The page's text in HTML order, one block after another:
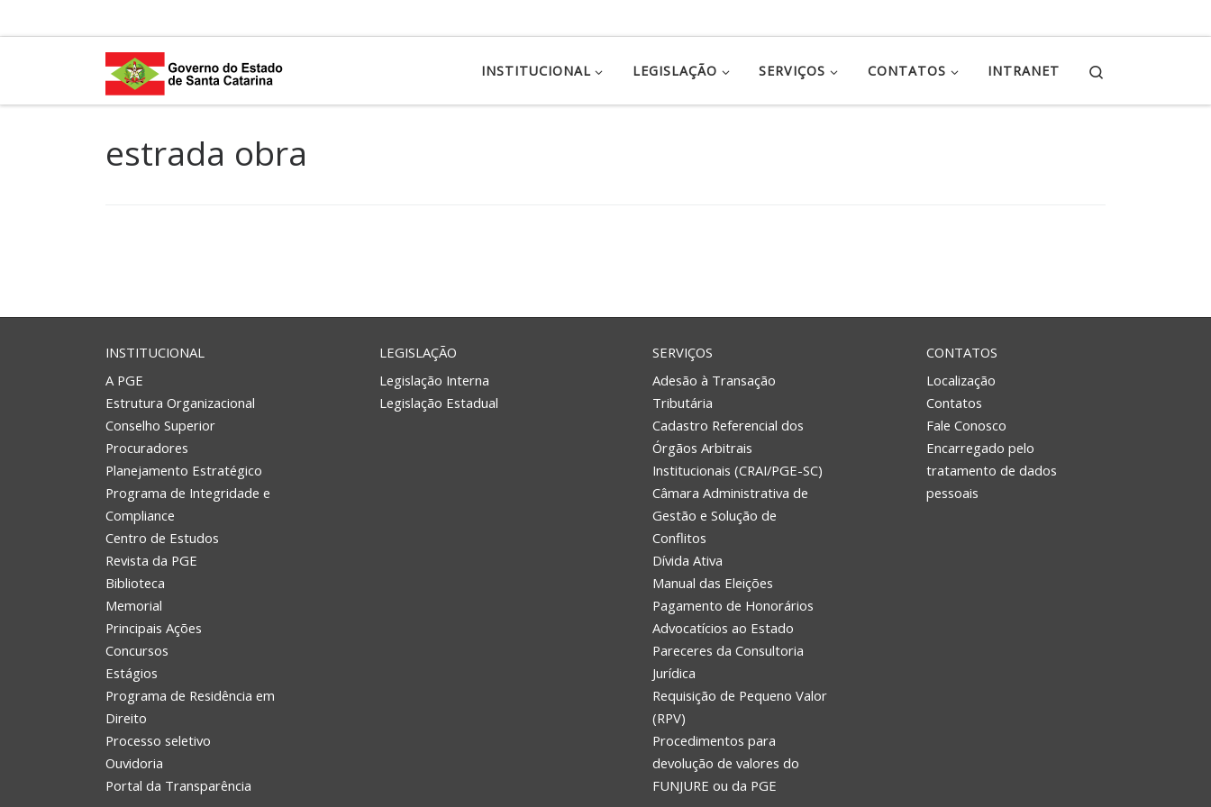
INSTITUCIONAL LEGISLAÇÃO SERVIÇOS CONTATOS INTRANET
estrada obra
INSTITUCIONAL
A PGE
Estrutura Organizacional
Conselho Superior
Procuradores
Planejamento Estratégico
Programa de Integridade e
Compliance
Centro de Estudos
Revista da PGE
Biblioteca
Memorial
Principais Ações
Concursos
Estágios
Programa de Residência em
Direito
Processo seletivo
Ouvidoria
Portal da Transparência
LEGISLAÇÃO
Legislação Interna
Legislação Estadual
SERVIÇOS
Adesão à Transação
Tributária
Cadastro Referencial dos
Órgãos Arbitrais
Institucionais (CRAI/PGE-SC)
Câmara Administrativa de
Gestão e Solução de
Conflitos
Dívida Ativa
Manual das Eleições
Pagamento de Honorários
Advocatícios ao Estado
Pareceres da Consultoria
Jurídica
Requisição de Pequeno Valor
(RPV)
Procedimentos para
devolução de valores do
FUNJURE ou da PGE
CONTATOS
Localização
Contatos
Fale Conosco
Encarregado pelo
tratamento de dados
pessoais